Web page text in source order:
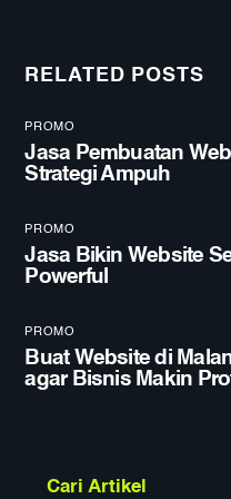
RELATED POSTS
PROMO
Jasa Pembuatan
Strategi Ampuh
PROMO
Jasa Bikin Website
Powerful
PROMO
Buat Website di
agar Bisnis Makin
Cari Artikel